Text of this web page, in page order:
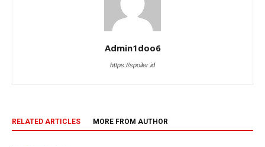
Admin1doo6
https://spoiler.id
RELATED ARTICLES MORE FROM AUTHOR